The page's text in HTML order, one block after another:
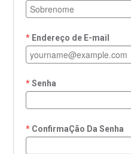
Endereço de E-mail
Senha
ConfirmaÇão Da Senha